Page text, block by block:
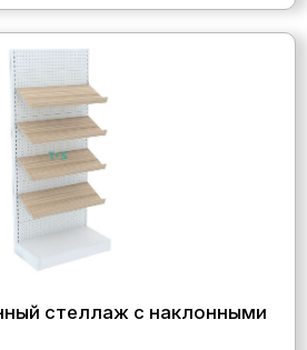
стеллаж с наклонными